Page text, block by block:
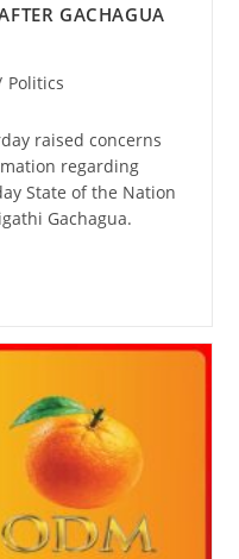
GACHAGUA
Politics
raised concerns
regarding
State of the Nation
Gachagua.